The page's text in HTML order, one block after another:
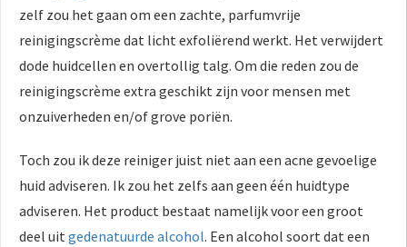
zelf zou het gaan om een zachte, parfumvrije
reinigingscrème dat licht exfoliërend werkt. Het verwijdert
dode huidcellen en overtollig talg. Om die reden zou de
reinigingscrème extra geschikt zijn voor mensen met
onzuiverheden en/of grove poriën.
Toch zou ik deze reiniger juist niet aan een acne gevoelige
huid adviseren. Ik zou het zelfs aan geen één huidtype
adviseren. Het product bestaat namelijk voor een groot
deel uitgedenatuurde alcohol. Een alcohol soort dat een